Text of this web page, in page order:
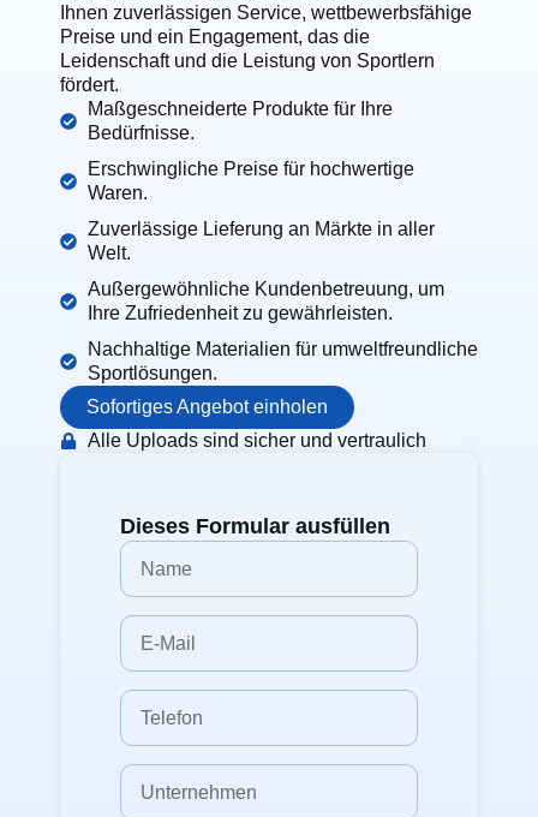
Ihnen zuverlässigen Service, wettbewerbsfähige
Preise und ein Engagement, das die
Leidenschaft und die Leistung von Sportlern
fördert.
Maßgeschneiderte Produkte für Ihre
Bedürfnisse.
Erschwingliche Preise für hochwertige
Waren.
Zuverlässige Lieferung an Märkte in aller
Welt.
Außergewöhnliche Kundenbetreuung, um
Ihre Zufriedenheit zu gewährleisten.
Nachhaltige Materialien für umweltfreundliche
Sportlösungen.
Sofortiges Angebot einholen
Alle Uploads sind sicher und vertraulich
Dieses Formular ausfüllen